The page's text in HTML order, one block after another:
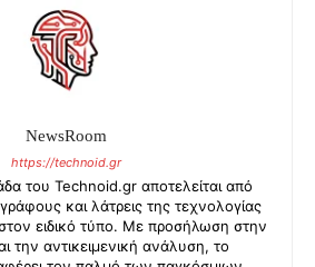
NewsRoom
https://technoid.gr
του Technoid.gr αποτελείται από
και λάτρεις της τεχνολογίας
ειδικό τύπο. Με προσήλωση στην
την αντικειμενική ανάλυση, το